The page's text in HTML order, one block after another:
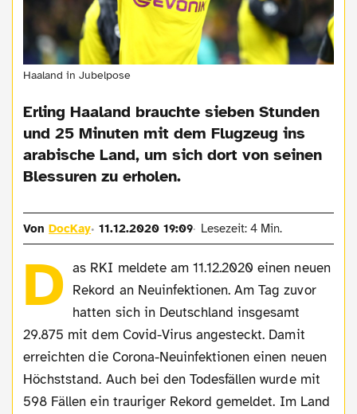
Haaland in Jubelpose
Erling Haaland brauchte sieben Stunden
und 25 Minuten mit dem Flugzeug ins
arabische Land, um sich dort von seinen
Blessuren zu erholen.
VonDocKay 11.12.2020 19:09 Lesezeit: 4 Min.
D as RKI meldete am 11.12.2020 einen neuen
Rekord an Neuinfektionen. Am Tag zuvor
hatten sich in Deutschland insgesamt
29.875 mit dem Covid-Virus angesteckt. Damit
erreichten die Corona-Neuinfektionen einen neuen
Höchststand. Auch bei den Todesfällen wurde mit
598 Fällen ein trauriger Rekord gemeldet. Im Land